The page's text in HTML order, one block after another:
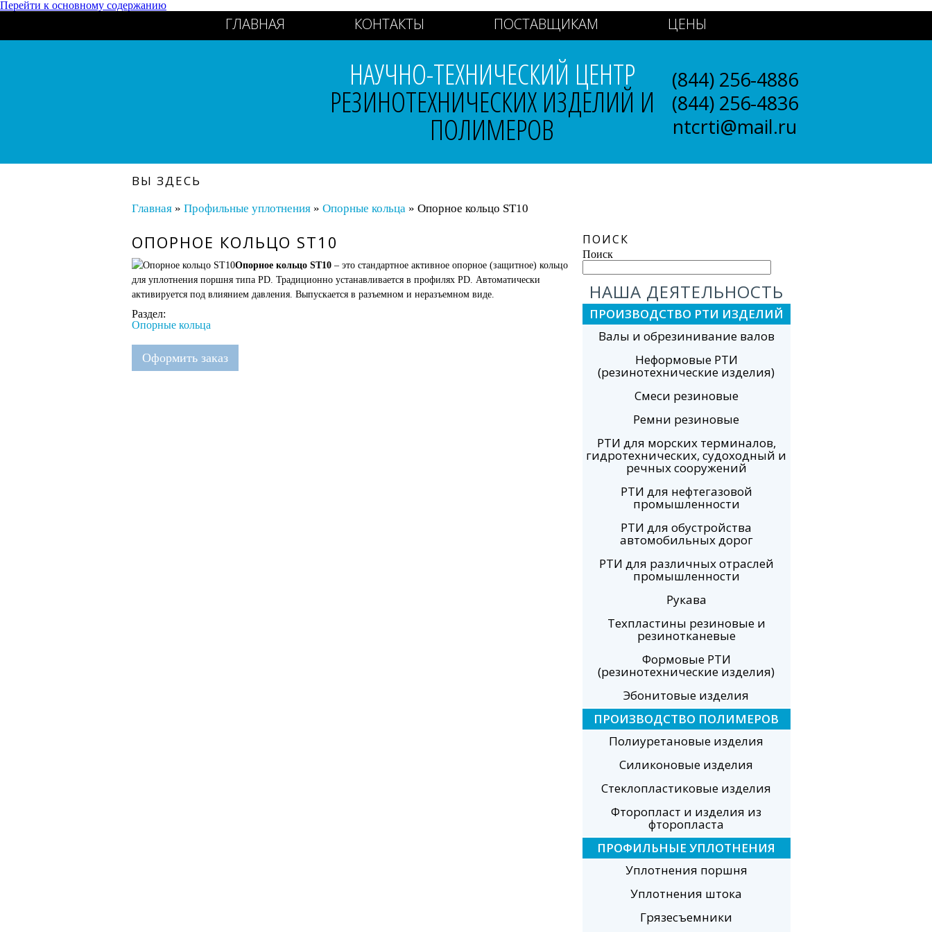
Перейти к основному содержанию
ГЛАВНАЯ КОНТАКТЫ ПОСТАВЩИКАМ ЦЕНЫ
НАУЧНО-ТЕХНИЧЕСКИЙ ЦЕНТР
РЕЗИНОТЕХНИЧЕСКИХ ИЗДЕЛИЙ И
ПОЛИМЕРОВ
(844) 256-4886
(844) 256-4836
ntcrti@mail.ru
ВЫ ЗДЕСЬ
Главная» Профильные уплотнения» Опорные кольца» Опорное кольцо ST10
ОПОРНОЕ КОЛЬЦО ST10
Опорное кольцо ST10– это стандартное активное опорное (защитное) кольцо
для уплотнения поршня типа PD. Традиционно устанавливается в профилях PD. Автоматически
активируется под влиянием давления. Выпускается в разъемном и неразъемном виде.
Раздел:
Опорные кольца
Оформить заказ
ПОИСК
Поиск
НАША ДЕЯТЕЛЬНОСТЬ
ПРОИЗВОДСТВО РТИ ИЗДЕЛИЙ
Валы и обрезинивание валов
Неформовые РТИ
(резинотехнические изделия)
Смеси резиновые
Ремни резиновые
РТИ для морских терминалов,
гидротехнических, судоходный и
речных сооружений
РТИ для нефтегазовой
промышленности
РТИ для обустройства
автомобильных дорог
РТИ для различных отраслей
промышленности
Рукава
Техпластины резиновые и
резинотканевые
Формовые РТИ
(резинотехнические изделия)
Эбонитовые изделия
ПРОИЗВОДСТВО ПОЛИМЕРОВ
Полиуретановые изделия
Силиконовые изделия
Стеклопластиковые изделия
Фторопласт и изделия из
фторопласта
ПРОФИЛЬНЫЕ УПЛОТНЕНИЯ
Уплотнения поршня
Уплотнения штока
Грязесъемники